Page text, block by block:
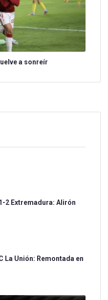
a sonreír
2 Extremadura: Alirón
La Unión: Remontada en